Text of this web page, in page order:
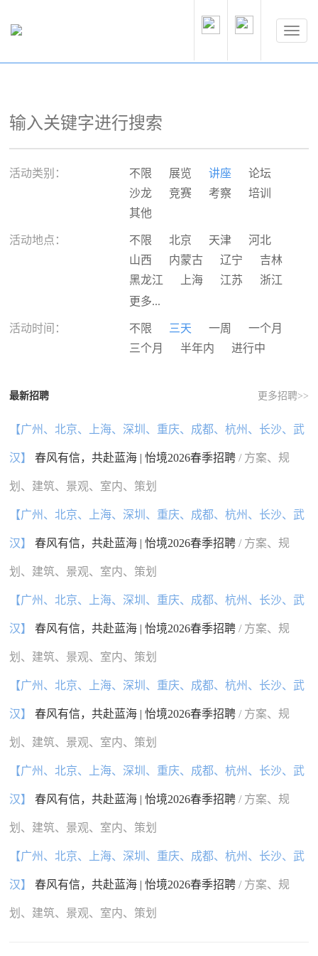
活动类别： 不限 展览 讲座
论坛
沙龙
竞赛 考察
培训
其他
活动地点： 不限 北京 天津
河北
山西
内蒙古 辽宁
吉林
黑龙江
上海 江苏
浙江
安徽
广东
广西
海南 重庆
四川
国外
更多...
活动时间： 不限 三天 一周
一个月
三个月
半年内 进行中
最新招聘 更多招聘>>
【广州、北京、上海、深圳、重庆、成都、杭州、长沙、武
汉】 春风有信，共赴蓝海 | 怡境2026春季招聘/ 方案、规
划、建筑、景观、室内、策划
【广州、北京、上海、深圳、重庆、成都、杭州、长沙、武
汉】 春风有信，共赴蓝海 | 怡境2026春季招聘/ 方案、规
划、建筑、景观、室内、策划
【广州、北京、上海、深圳、重庆、成都、杭州、长沙、武
汉】 春风有信，共赴蓝海 | 怡境2026春季招聘/ 方案、规
划、建筑、景观、室内、策划
【广州、北京、上海、深圳、重庆、成都、杭州、长沙、武
汉】 春风有信，共赴蓝海 | 怡境2026春季招聘/ 方案、规
划、建筑、景观、室内、策划
【广州、北京、上海、深圳、重庆、成都、杭州、长沙、武
汉】 春风有信，共赴蓝海 | 怡境2026春季招聘/ 方案、规
划、建筑、景观、室内、策划
【广州、北京、上海、深圳、重庆、成都、杭州、长沙、武
汉】 春风有信，共赴蓝海 | 怡境2026春季招聘/ 方案、规
划、建筑、景观、室内、策划